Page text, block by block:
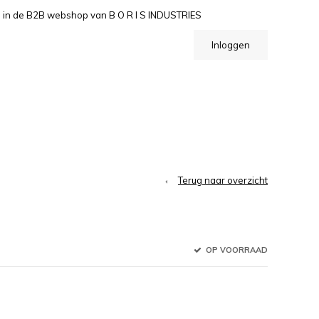
de B2B webshop van B O R I S INDUSTRIES
Inloggen
Terug naar overzicht
OP VOORRAAD